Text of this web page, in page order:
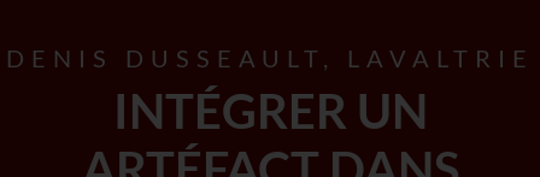
DENIS DUSSEAULT, LAVALTRIE
INTÉGRER UN